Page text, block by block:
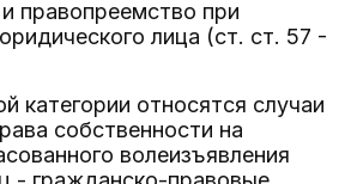
правопреемство при
лица (ст. ст. 57 -
категории относятся случаи
собственности на
волеизъявления